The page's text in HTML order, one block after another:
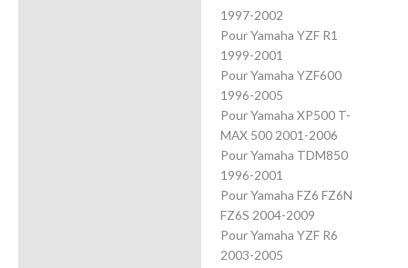
1997-2002
Pour Yamaha YZF R1
1999-2001
Pour Yamaha YZF600
1996-2005
Pour Yamaha XP500 T-
MAX 500 2001-2006
Pour Yamaha TDM850
1996-2001
Pour Yamaha FZ6 FZ6N
FZ6S 2004-2009
Pour Yamaha YZF R6
2003-2005